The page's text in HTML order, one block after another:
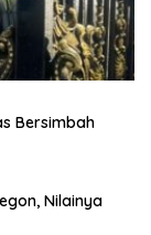
Bersimbah
Nilainya